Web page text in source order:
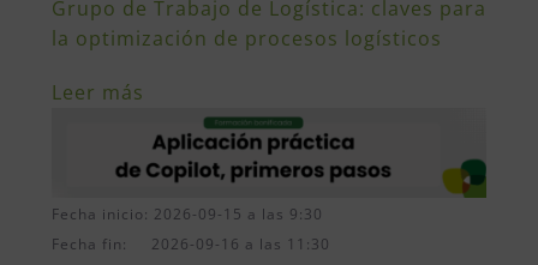
Grupo de Trabajo de Logística: claves para
la optimización de procesos logísticos
Leer más
Fecha inicio: 2026-09-15 a las 9:30
Fecha fin: 2026-09-16 a las 11:30